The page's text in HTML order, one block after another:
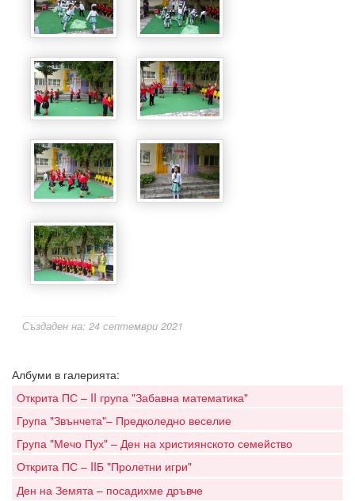
Създаден на: 24 септември 2021
Албуми в галерията:
Открита ПС – II група "Забавна математика"
Група "Звънчета"– Предколедно веселие
Група "Мечо Пух" – Ден на християнското семейство
Открита ПС – IIБ "Пролетни игри"
Ден на Земята – посадихме дръвче